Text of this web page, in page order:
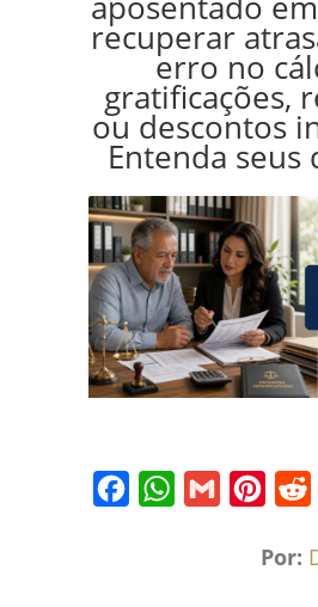
recuperar
erro no
gratificações,
ou descontos
Entenda seus
FacebookWhatsApp
Gmail
Por: